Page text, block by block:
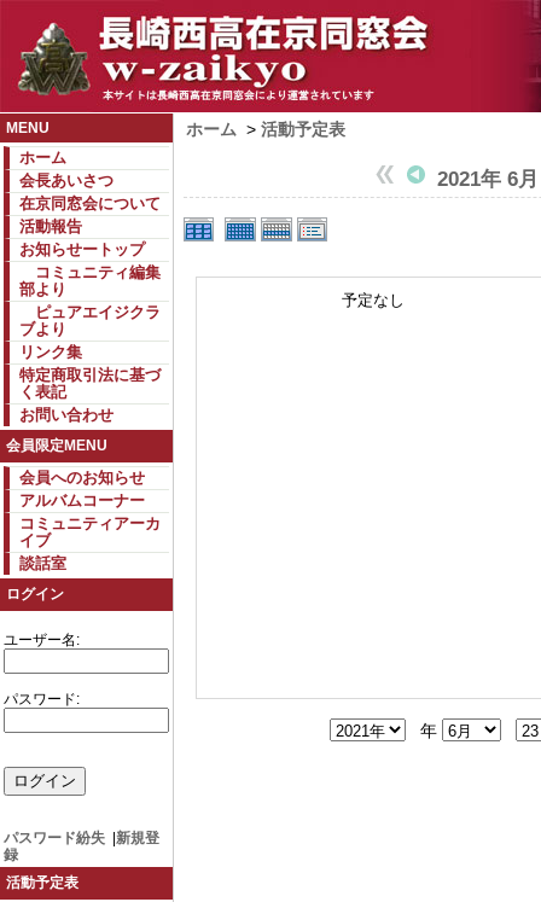
MENU
ホーム
会長あいさつ
在京同窓会について
活動報告
お知らせートップ
コミュニティ編集
部より
ピュアエイジクラ
ブより
リンク集
特定商取引法に基づ
く表記
お問い合わせ
会員限定MENU
会員へのお知らせ
アルバムコーナー
コミュニティアーカ
イブ
談話室
ログイン
ユーザー名:
パスワード:
パスワード紛失
新規登
録
活動予定表
ホーム > 活動予定表
2021年 6
予定なし
年